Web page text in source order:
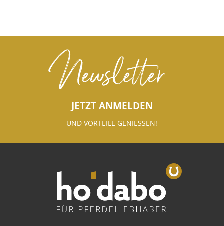
Newsletter
JETZT ANMELDEN
UND VORTEILE GENIESSEN!